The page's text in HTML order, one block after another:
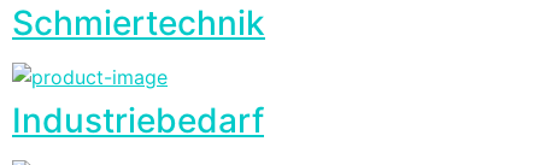
Schmiertechnik
Industriebedarf